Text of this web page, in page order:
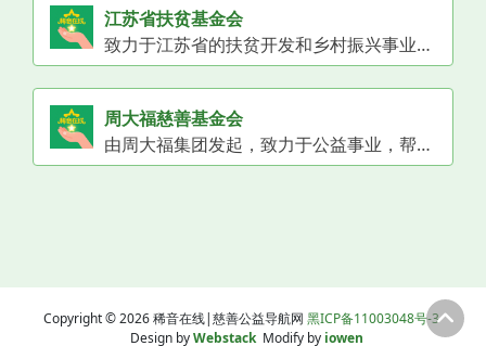
江苏省扶贫基金会
致力于江苏省的扶贫开发和乡村振兴事业，通过开展产业扶贫、就业扶贫、教育扶贫等项目，推动贫困地区经济发展，帮助贫困群众脱贫增收。
周大福慈善基金会
由周大福集团发起，致力于公益事业，帮助困难群体。
Copyright © 2026 稀音在线|慈善公益导航网 黑ICP备11003048号-3
Design byWebstackModify by iowen